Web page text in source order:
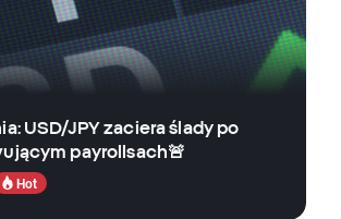
USD/JPY zaciera ślady po
payrollsach🚨
Hot